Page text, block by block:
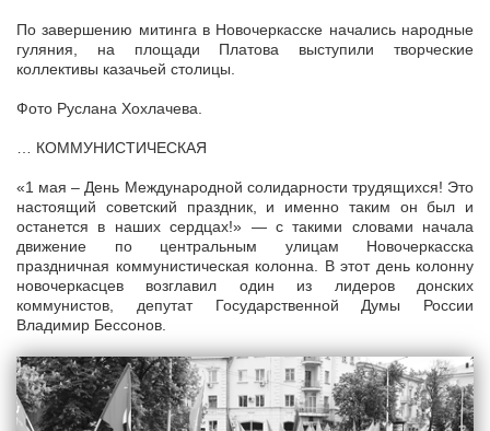
По завершению митинга в Новочеркасске начались народные
гуляния, на площади Платова выступили творческие
коллективы казачьей столицы.
Фото Руслана Хохлачева.
… КОММУНИСТИЧЕСКАЯ
«1 мая – День Международной солидарности трудящихся! Это
настоящий советский праздник, и именно таким он был и
останется в наших сердцах!» — с такими словами начала
движение по центральным улицам Новочеркасска
праздничная коммунистическая колонна. В этот день колонну
новочеркасцев возглавил один из лидеров донских
коммунистов, депутат Государственной Думы России
Владимир Бессонов.